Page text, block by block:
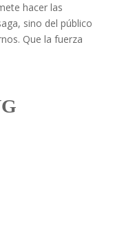
hacer las
sino del público
Que la fuerza